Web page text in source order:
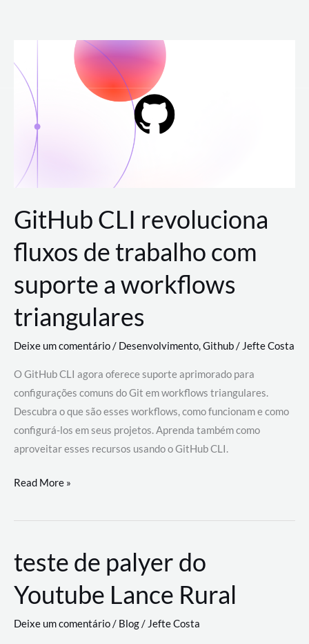
para
conteúdo
GitHub CLI revoluciona
fluxos de trabalho com
suporte a workflows
triangulares
Deixe um comentário/ Desenvolvimento,Github/ Jefte Costa
O GitHub CLI agora oferece suporte aprimorado para
configurações comuns do Git em workflows triangulares.
Descubra o que são esses workflows, como funcionam e como
configurá-los em seus projetos. Aprenda também como
aproveitar esses recursos usando o GitHub CLI.
GitHub
revoluciona
de
trabalho
com
a
Read More »
teste de palyer do
Youtube Lance Rural
Deixe um comentário/ Blog/ Jefte Costa